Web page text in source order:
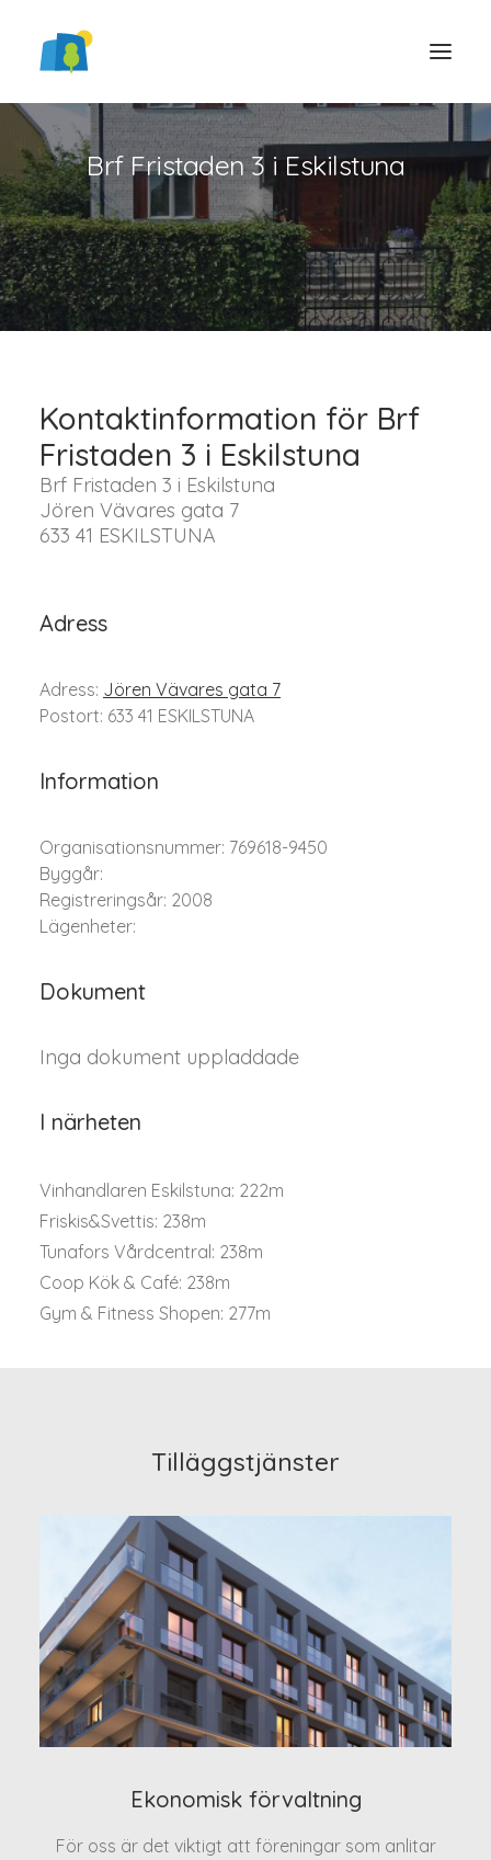
LOGGA IN
Brf Fristaden 3 i Eskilstuna
Kontaktinformation för Brf
Fristaden 3 i Eskilstuna
Brf Fristaden 3 i Eskilstuna
Jören Vävares gata 7
633 41 ESKILSTUNA
Adress
Adress: Jören Vävares gata 7
Postort: 633 41 ESKILSTUNA
Information
Organisationsnummer: 769618-9450
Byggår:
Registreringsår: 2008
Lägenheter:
Dokument
Inga dokument uppladdade
I närheten
Vinhandlaren Eskilstuna: 222m
Friskis&Svettis: 238m
Tunafors Vårdcentral: 238m
Coop Kök & Café: 238m
Gym & Fitness Shopen: 277m
Tilläggstjänster
Ekonomisk förvaltning
För oss är det viktigt att föreningar som anlitar